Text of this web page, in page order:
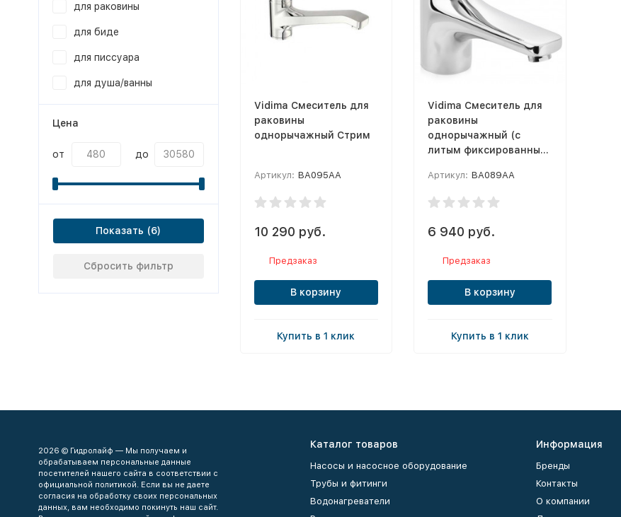
Vidima Смеситель для
раковины
однорычажный Стрим
Артикул: BA095AA
10 290 руб.
Предзаказ
В корзину
Купить в 1 клик
Vidima Смеситель для
раковины
однорычажный (с
литым фиксированным
Артикул: BA089AA
6 940 руб.
Предзаказ
В корзину
Купить в 1 клик
для раковины
для биде
для писсуара
для душа/ванны
Цена
от до
Показать
Сбросить фильтр
2026 © Гидролайф — Мы получаем и
обрабатываем персональные данные
посетителей нашего сайта в соответствии с
официальной политикой. Если вы не даете
согласия на обработку своих персональных
данных, вам необходимо покинуть наш сайт.
Каталог товаров
Насосы и насосное оборудование
Трубы и фитинги
Водонагреватели
Информация
Бренды
Контакты
О компании